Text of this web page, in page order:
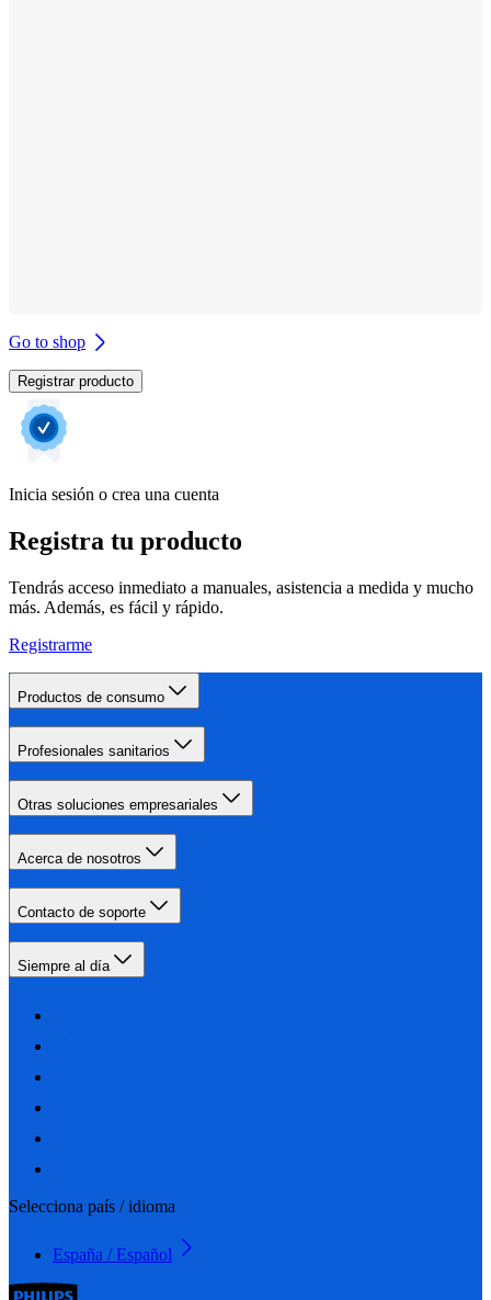
Go to shop
Registrar producto
Inicia sesión o crea una cuenta
Registra tu producto
Tendrás acceso inmediato a manuales, asistencia a medida y mucho
más. Además, es fácil y rápido.
Registrarme
Productos de consumo
Profesionales sanitarios
Otras soluciones empresariales
Acerca de nosotros
Contacto de soporte
Siempre al día
Selecciona país / idioma
España / Español